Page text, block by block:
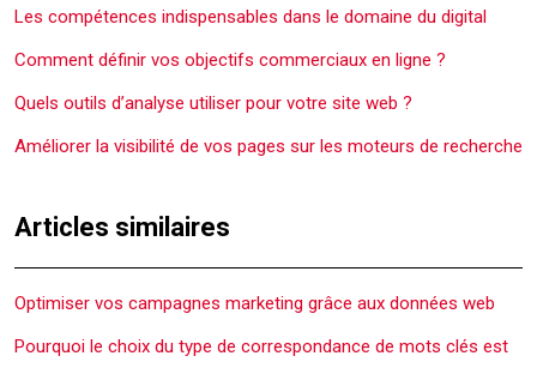
Les compétences indispensables dans le domaine du digital
Comment définir vos objectifs commerciaux en ligne ?
Quels outils d’analyse utiliser pour votre site web ?
Améliorer la visibilité de vos pages sur les moteurs de recherche
Articles similaires
Optimiser vos campagnes marketing grâce aux données web
Pourquoi le choix du type de correspondance de mots clés est